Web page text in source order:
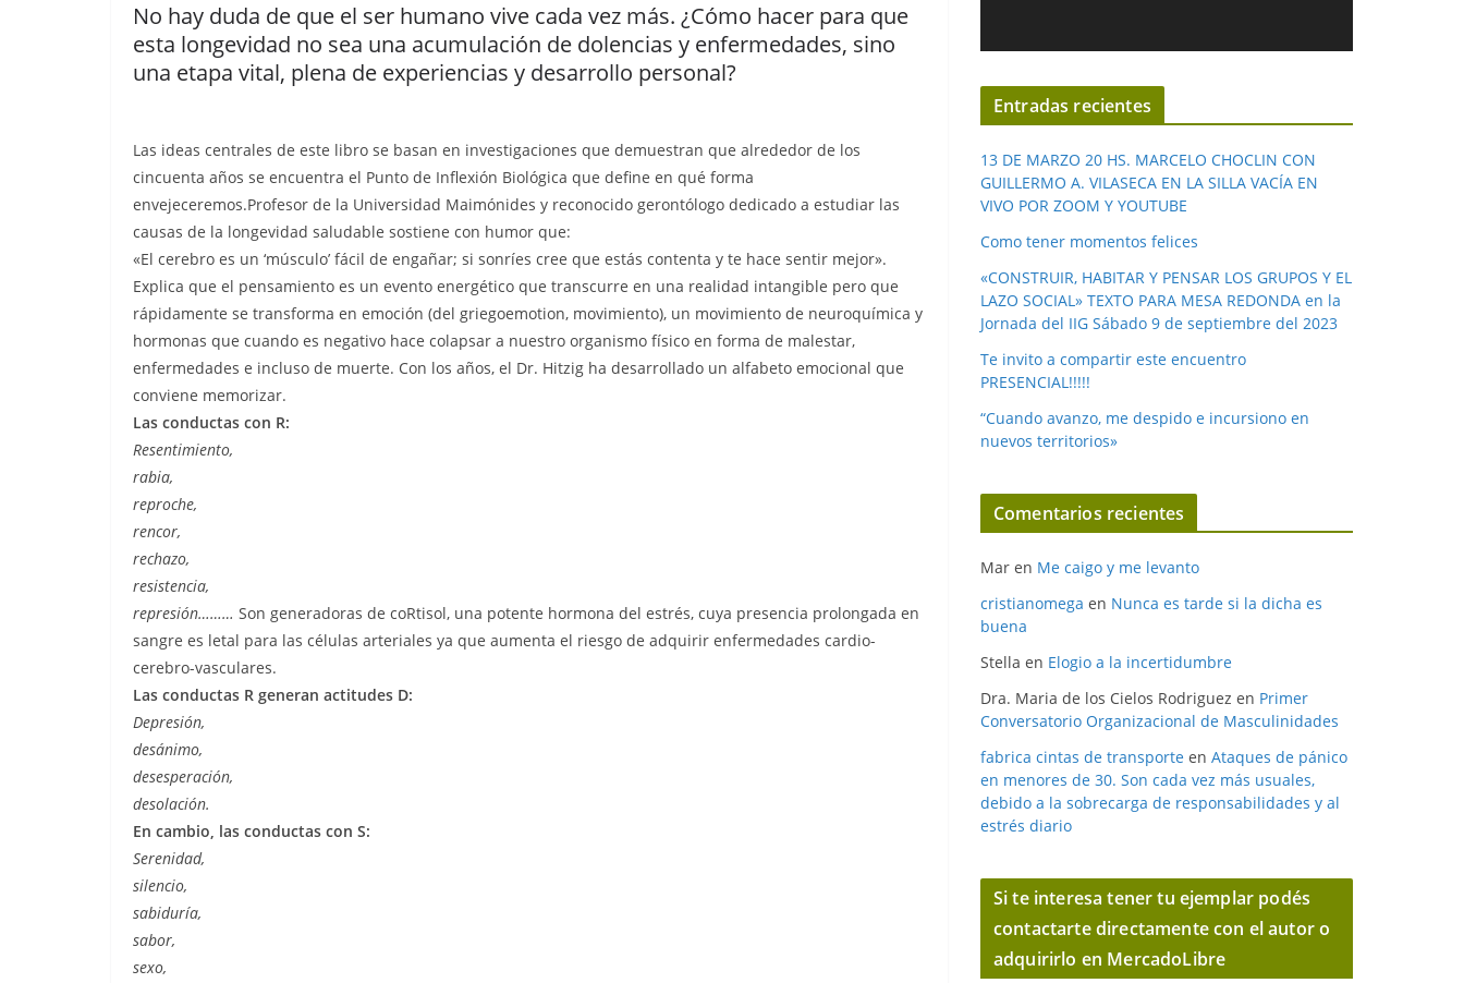
No hay duda de que el ser humano vive cada vez más. ¿Cómo hacer para que
esta longevidad no sea una acumulación de dolencias y enfermedades, sino
una etapa vital, plena de experiencias y desarrollo personal?
Las ideas centrales de este libro se basan en investigaciones que demuestran que alrededor de los
cincuenta años se encuentra el Punto de Inflexión Biológica que define en qué forma
envejeceremos.Profesor de la Universidad Maimónides y reconocido gerontólogo dedicado a estudiar las
causas de la longevidad saludable sostiene con humor que:
«El cerebro es un ‘músculo’ fácil de engañar; si sonríes cree que estás contenta y te hace sentir mejor».
Explica que el pensamiento es un evento energético que transcurre en una realidad intangible pero que
rápidamente se transforma en emoción (del griegoemotion, movimiento), un movimiento de neuroquímica y
hormonas que cuando es negativo hace colapsar a nuestro organismo físico en forma de malestar,
enfermedades e incluso de muerte. Con los años, el Dr. Hitzig ha desarrollado un alfabeto emocional que
conviene memorizar.
Las conductas con R:
Resentimiento,
rabia,
reproche,
rencor,
rechazo,
resistencia,
represión……… Son generadoras de coRtisol, una potente hormona del estrés, cuya presencia prolongada en
sangre es letal para las células arteriales ya que aumenta el riesgo de adquirir enfermedades cardio-
cerebro-vasculares.
Las conductas R generan actitudes D:
Depresión,
desánimo,
desesperación,
desolación.
En cambio, las conductas con S:
Serenidad,
silencio,
sabiduría,
sabor,
sexo,
r
d
e
v
í
e
o
Entradas recientes
13 DE MARZO 20 HS. MARCELO CHOCLIN CON
GUILLERMO A. VILASECA EN LA SILLA VACÍA EN
VIVO POR ZOOM Y YOUTUBE
Como tener momentos felices
«CONSTRUIR, HABITAR Y PENSAR LOS GRUPOS Y EL
LAZO SOCIAL» TEXTO PARA MESA REDONDA en la
Jornada del IIG Sábado 9 de septiembre del 2023
Te invito a compartir este encuentro
PRESENCIAL!!!!!
“Cuando avanzo, me despido e incursiono en
nuevos territorios»
Comentarios recientes
Mar en Me caigo y me levanto
cristianomega en Nunca es tarde si la dicha es
buena
Stella en Elogio a la incertidumbre
Dra. Maria de los Cielos Rodriguez en Primer
Conversatorio Organizacional de Masculinidades
fabrica cintas de transporte en Ataques de pánico
en menores de 30. Son cada vez más usuales,
debido a la sobrecarga de responsabilidades y al
estrés diario
Si te interesa tener tu ejemplar podés
contactarte directamente con el autor o
adquirirlo en MercadoLibre